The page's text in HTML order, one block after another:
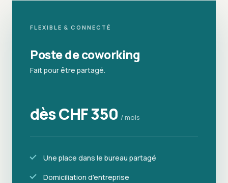
FLEXIBLE & CONNECTÉ
Poste de coworking
Fait pour être partagé.
dès CHF 350 / mois
Une place dans le bureau partagé
Domiciliation d'entreprise